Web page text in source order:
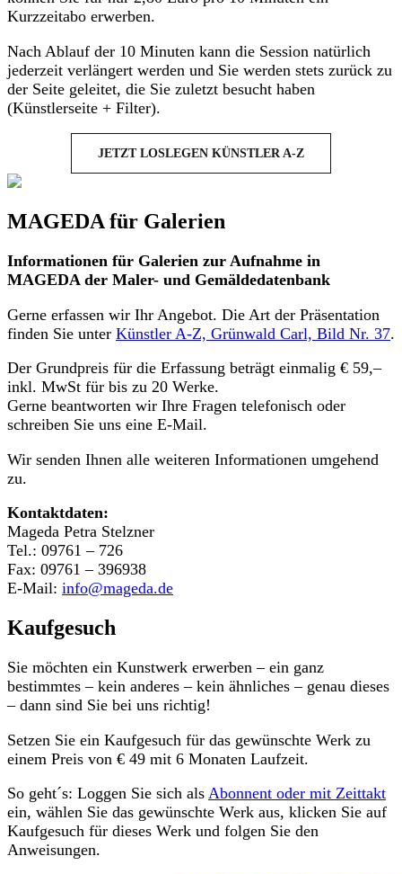
Kurzzeitabo erwerben.
Nach Ablauf der 10 Minuten kann die Session natürlich
jederzeit verlängert werden und Sie werden stets zurück zu
der Seite geleitet, die Sie zuletzt besucht haben
(Künstlerseite + Filter).
JETZT LOSLEGEN KÜNSTLER A-Z
MAGEDA für Galerien
Informationen für Galerien zur Aufnahme in
MAGEDA der Maler- und Gemäldedatenbank
Gerne erfassen wir Ihr Angebot. Die Art der Präsentation
finden Sie unter Künstler A-Z, Grünwald Carl, Bild Nr. 37.
Der Grundpreis für die Erfassung beträgt einmalig € 59,–
inkl. MwSt für bis zu 20 Werke.
Gerne beantworten wir Ihre Fragen telefonisch oder
schreiben Sie uns eine E-Mail.
Wir senden Ihnen alle weiteren Informationen umgehend
zu.
Kontaktdaten:
Mageda Petra Stelzner
Tel.: 09761 – 726
Fax: 09761 – 396938
E-Mail: info@mageda.de
Kaufgesuch
Sie möchten ein Kunstwerk erwerben – ein ganz
bestimmtes – kein anderes – kein ähnliches – genau dieses
– dann sind Sie bei uns richtig!
Setzen Sie ein Kaufgesuch für das gewünschte Werk zu
einem Preis von € 49 mit 6 Monaten Laufzeit.
So geht´s: Loggen Sie sich als Abonnent oder mit Zeittakt
ein, wählen Sie das gewünschte Werk aus, klicken Sie auf
Kaufgesuch für dieses Werk und folgen Sie den
Anweisungen.